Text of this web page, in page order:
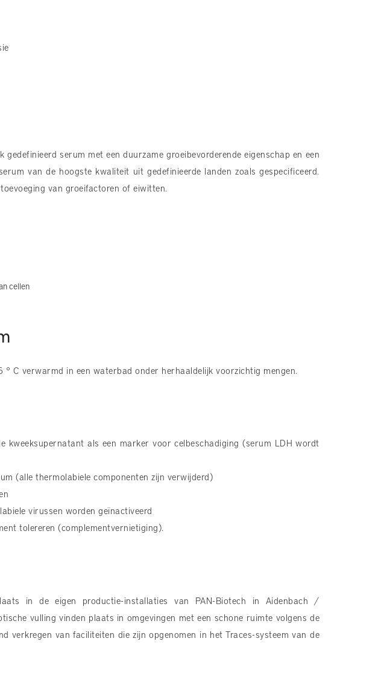
serum met een duurzame groeibevorderende eigenschap en een
van de hoogste kwaliteit uit gedefinieerde landen zoals gespecificeerd.
van groeifactoren of eiwitten.
cellen
C verwarmd in een waterbad onder herhaaldelijk voorzichtig mengen.
kweeksupernatant als een marker voor celbeschadiging (serum LDH wordt
(alle thermolabiele componenten zijn verwijderd)
virussen worden geïnactiveerd
tolereren (complementvernietiging).
in de eigen productie-installaties van PAN-Biotech in Aidenbach /
vulling vinden plaats in omgevingen met een schone ruimte volgens de
verkregen van faciliteiten die zijn opgenomen in het Traces-systeem van de